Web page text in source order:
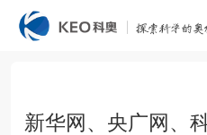
新华网、央广网、